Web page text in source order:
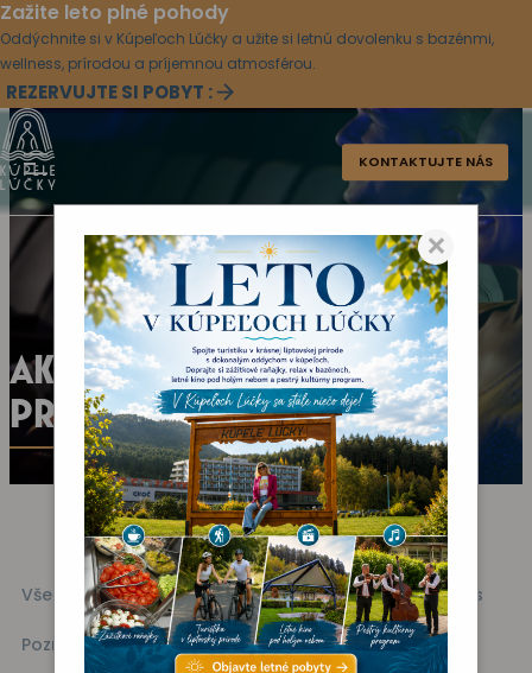
Zažite leto plné pohody
Oddýchnite si v Kúpeľoch Lúčky a užite si letnú dovolenku s bazénmi,
wellness, prírodou a príjemnou atmosférou.
REZERVUJTE SI POBYT :
×
KONTAKTUJTE NÁS
AKTUÁLNY KULTÚRNY
PROGRAM
Všetky akcie Kino Vystúpenie Zábava Fitness
Poznávanie